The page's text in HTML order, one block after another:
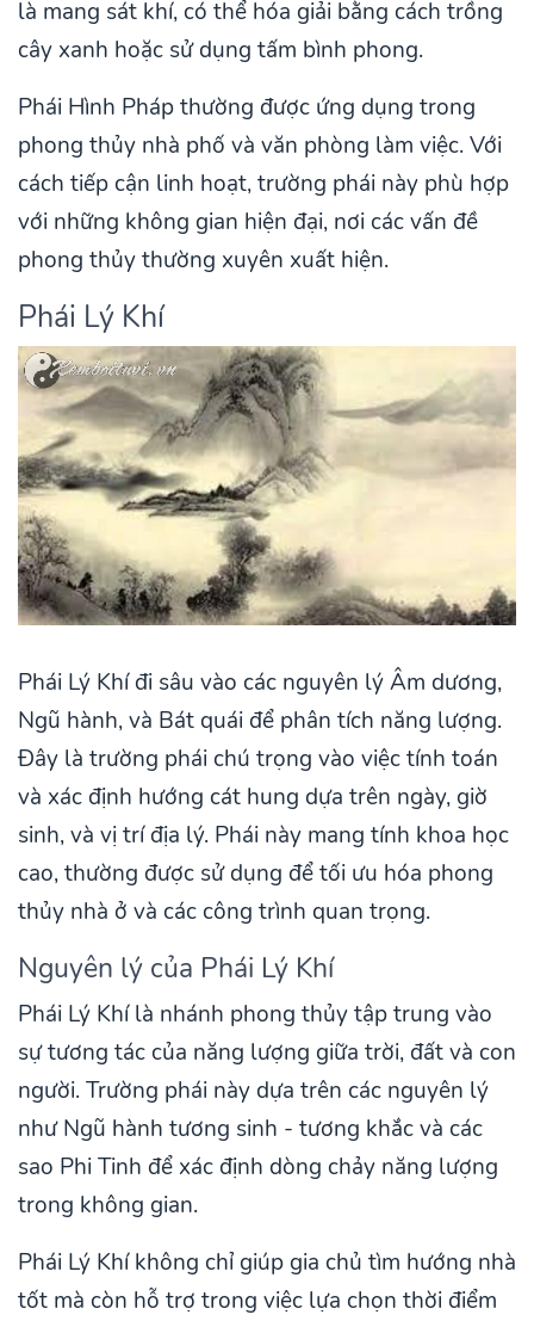
là mang sát khí, có thể hóa giải bằng cách trồng
cây xanh hoặc sử dụng tấm bình phong.
Phái Hình Pháp thường được ứng dụng trong
phong thủy nhà phố và văn phòng làm việc. Với
cách tiếp cận linh hoạt, trường phái này phù hợp
với những không gian hiện đại, nơi các vấn đề
phong thủy thường xuyên xuất hiện.
Phái Lý Khí
Phái Lý Khí đi sâu vào các nguyên lý Âm dương,
Ngũ hành, và Bát quái để phân tích năng lượng.
Đây là trường phái chú trọng vào việc tính toán
và xác định hướng cát hung dựa trên ngày, giờ
sinh, và vị trí địa lý. Phái này mang tính khoa học
cao, thường được sử dụng để tối ưu hóa phong
thủy nhà ở và các công trình quan trọng.
Nguyên lý của Phái Lý Khí
Phái Lý Khí là nhánh phong thủy tập trung vào
sự tương tác của năng lượng giữa trời, đất và con
người. Trường phái này dựa trên các nguyên lý
như Ngũ hành tương sinh - tương khắc và các
sao Phi Tinh để xác định dòng chảy năng lượng
trong không gian.
Phái Lý Khí không chỉ giúp gia chủ tìm hướng nhà
tốt mà còn hỗ trợ trong việc lựa chọn thời điểm